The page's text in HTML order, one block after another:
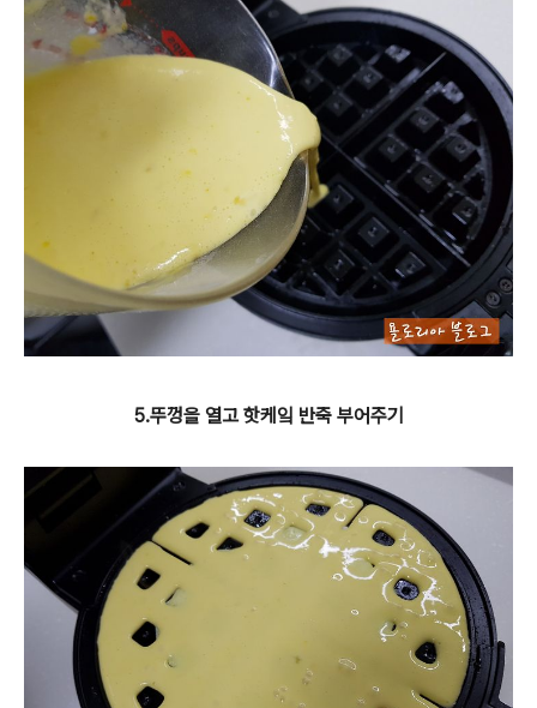
5.뚜껑을 열고 핫케잌 반죽 부어주기